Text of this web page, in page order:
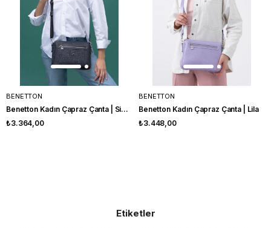
BENETTON
Benetton Kadın Çapraz Çanta | Siyah
₺3.364,00
BENETTON
Benetton Kadın Çapraz Çanta | Lila
₺3.448,00
Etiketler